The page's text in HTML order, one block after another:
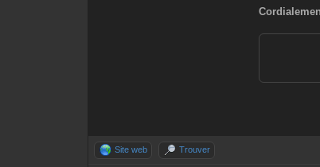
-
Valeurs:
-
-
Site web Trouver